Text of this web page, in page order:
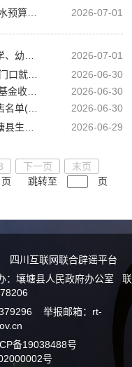
2026-07-01
2026-07-01
2026-06-30
2026-06-30
2026-06-30
2026-06-29
下一页
末页
跳转至
页
四川互联网联合辟谣平台
：壤塘县人民政府办公室 联
举报邮箱：rt-
备19038488号
号